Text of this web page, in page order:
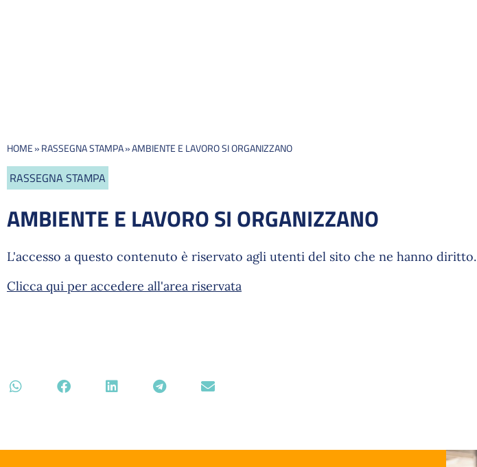
HOME»RASSEGNA STAMPA»AMBIENTE E LAVORO SI ORGANIZZANO
RASSEGNA STAMPA
AMBIENTE E LAVORO SI ORGANIZZANO
L'accesso a questo contenuto è riservato agli utenti del sito che ne hanno diritto.
Clicca qui per accedere all'area riservata